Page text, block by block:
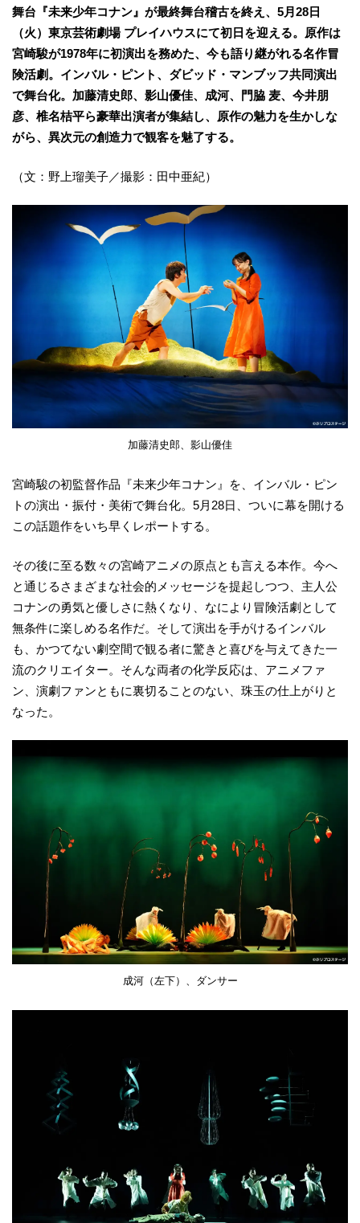
舞台『未来少年コナン』が最終舞台稽古を終え、5月28日
（火）東京芸術劇場 プレイハウスにて初日を迎える。原作は
宮崎駿が1978年に初演出を務めた、今も語り継がれる名作冒
険活劇。インバル・ピント、ダビッド・マンブッフ共同演出
で舞台化。加藤清史郎、影山優佳、成河、門脇 麦、今井朋
彦、椎名桔平ら豪華出演者が集結し、原作の魅力を生かしな
がら、異次元の創造力で観客を魅了する。
（文：野上瑠美子／撮影：田中亜紀）
加藤清史郎、影山優佳
宮崎駿の初監督作品『未来少年コナン』を、インバル・ピン
トの演出・振付・美術で舞台化。5月28日、ついに幕を開ける
この話題作をいち早くレポートする。
その後に至る数々の宮崎アニメの原点とも言える本作。今へ
と通じるさまざまな社会的メッセージを提起しつつ、主人公
コナンの勇気と優しさに熱くなり、なにより冒険活劇として
無条件に楽しめる名作だ。そして演出を手がけるインバル
も、かつてない劇空間で観る者に驚きと喜びを与えてきた一
流のクリエイター。そんな両者の化学反応は、アニメファ
ン、演劇ファンともに裏切ることのない、珠玉の仕上がりと
なった。
成河（左下）、ダンサー